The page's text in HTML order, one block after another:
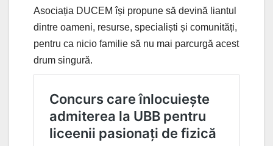
Asociația DUCEM își propune să devină liantul
dintre oameni, resurse, specialiști și comunități,
pentru ca nicio familie să nu mai parcurgă acest
drum singură.